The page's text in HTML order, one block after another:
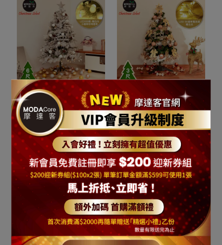
摩達客6尺/6呎(180cm)頂
級植雪裝飾聖誕樹/銀白大
雪花白果球系全套飾品組
+100燈LED小圓球珍珠燈
串2串(暖白光/USB接頭)
(本島免運費) #YS-
ST236101
NT$9,999NT$19,990
加入購物車
摩達客台灣製3尺/3呎
(90cm)豪華型裝飾綠色聖
誕樹/檳金白大雪花金果球
系全套飾品組+50燈LED燈
串暖白光-USB電池盒兩用
充電(本島免運費) YS-
GT233201
NT$2,590NT$4,990
加入購物車
摩達客台灣製3尺/3呎
摩達客耶誕-可愛木質彩繪